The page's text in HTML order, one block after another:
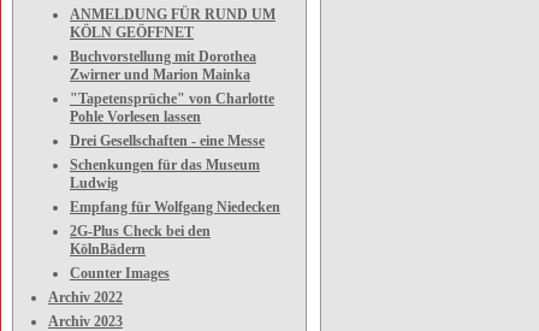
ANMELDUNG FÜR RUND UM
KÖLN GEÖFFNET
Buchvorstellung mit Dorothea
Zwirner und Marion Mainka
"Tapetensprüche" von Charlotte
Pohle Vorlesen lassen
Drei Gesellschaften - eine Messe
Schenkungen für das Museum
Ludwig
Empfang für Wolfgang Niedecken
2G-Plus Check bei den
KölnBädern
Counter Images
Archiv 2022
Archiv 2023